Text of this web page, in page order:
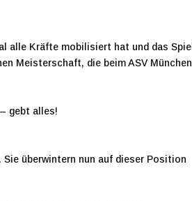
alle Kräfte mobilisiert hat und das Spiel
Meisterschaft, die beim ASV München
gebt alles!
Sie überwintern nun auf dieser Position